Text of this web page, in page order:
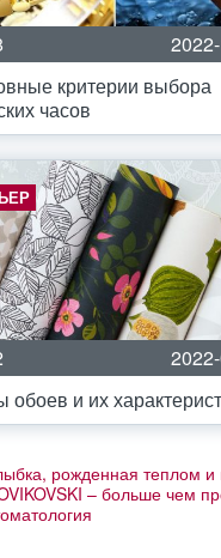
критерии выбора
часов
обоев и их
рожденная теплом и
– больше чем